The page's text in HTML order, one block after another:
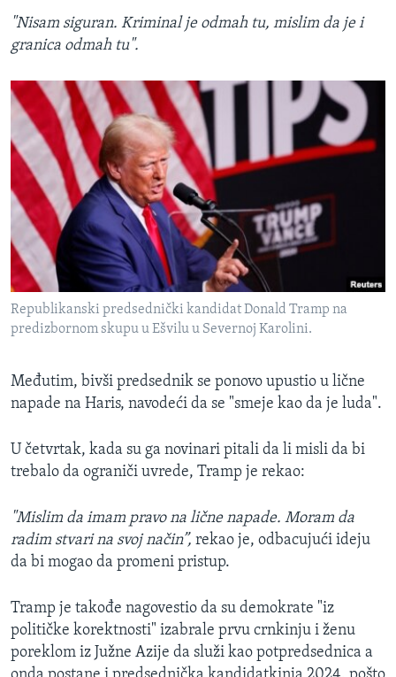
"Nisam siguran. Kriminal je odmah tu, mislim da je i
granica odmah tu".
Republikanski predsednički kandidat Donald Tramp na
predizbornom skupu u Ešvilu u Severnoj Karolini.
Međutim, bivši predsednik se ponovo upustio u lične
napade na Haris, navodeći da se "smeje kao da je luda".
U četvrtak, kada su ga novinari pitali da li misli da bi
trebalo da ograniči uvrede, Tramp je rekao:
"Mislim da imam pravo na lične napade. Moram da
radim stvari na svoj način”, rekao je, odbacujući ideju
da bi mogao da promeni pristup.
Tramp je takođe nagovestio da su demokrate "iz
političke korektnosti" izabrale prvu crnkinju i ženu
poreklom iz Južne Azije da služi kao potpredsednica a